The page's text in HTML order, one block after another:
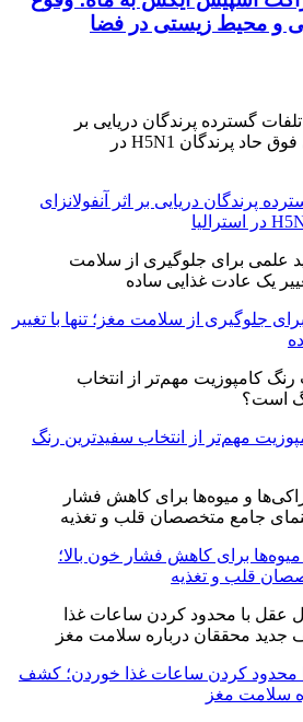
و محیط زیستی در فضا
پرندگان دریایی بر اثر آنفولانزای
جلوگیری از سلامت مغز؛ تنها با تغییر
مهم‌تر از انتخاب سفیدترین رنگ
برای کاهش فشار خون بالا؛
قلب و تغذیه
محدود کردن ساعات غذا خوردن؛ کشف
سلامت مغز